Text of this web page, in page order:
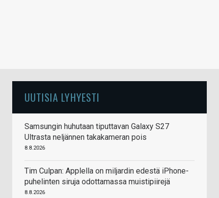
UUTISIA LYHYESTI
Samsungin huhutaan tiputtavan Galaxy S27
Ultrasta neljännen takakameran pois
8.8.2026
Tim Culpan: Applella on miljardin edestä iPhone-
puhelinten siruja odottamassa muistipiirejä
8.8.2026